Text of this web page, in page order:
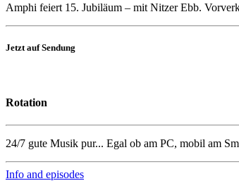
Amphi feiert 15. Jubiläum – mit Nitzer Ebb.
Jetzt auf Sendung
Rotation
24/7 gute Musik pur... Egal ob am PC, mobil am
Info and episodes